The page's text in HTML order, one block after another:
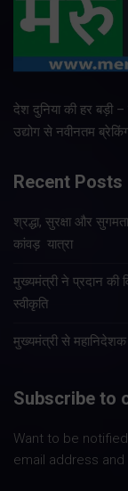
देश दुनिया की हर बड़ी
उद्योग से नवीनतम
Recent Posts
श्रद्धा, सुरक्षा और
कांवड़ यात्रा
मुख्यमंत्री ने प्रदान की
स्वीकृति
मुख्यमंत्री से महानिदेशक
Subscribe to
Want to be
email address